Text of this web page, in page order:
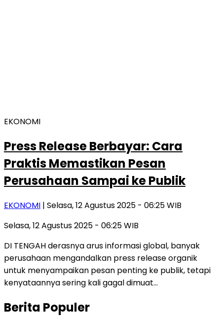
EKONOMI
Press Release Berbayar: Cara
Praktis Memastikan Pesan
Perusahaan Sampai ke Publik
EKONOMI | Selasa, 12 Agustus 2025 - 06:25 WIB
Selasa, 12 Agustus 2025 - 06:25 WIB
DI TENGAH derasnya arus informasi global, banyak
perusahaan mengandalkan press release organik
untuk menyampaikan pesan penting ke publik, tetapi
kenyataannya sering kali gagal dimuat…
Berita Populer